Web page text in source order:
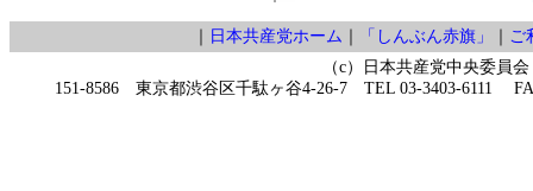
｜ 日本共産党ホーム ｜ 「しんぶん赤旗」 ｜ ご
（c）日本共産党中央委員会
151-8586 東京都渋谷区千駄ヶ谷4-26-7 TEL 03-3403-6111